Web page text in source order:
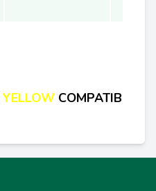
YELLOW COMPATIBIL